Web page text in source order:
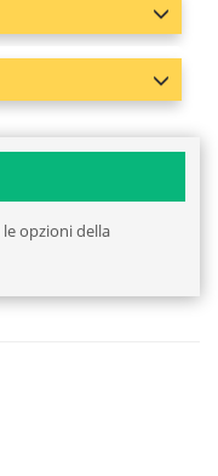
opzioni della